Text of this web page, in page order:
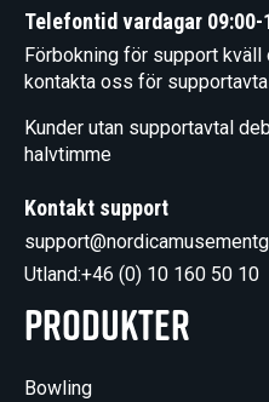
Telefontid vardagar 09:00-
Förbokning för support kväll
kontakta oss för
Kunder utan supportavtal
halvtimme
Kontakt support
Utland:+46 (0) 10 160 50 10
Produkter
Bowling